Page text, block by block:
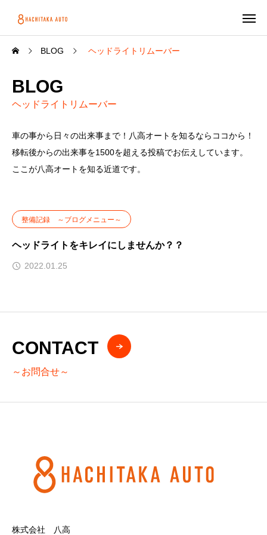
BLOG ヘッドライトリムーバー
BLOG
ヘッドライトリムーバー
車の事から日々の出来事まで！八高オートを知るならココから！
移転後からの出来事を1500を超える投稿でお伝えしています。
ここが八高オートを知る近道です。
整備記録 ～ブログメニュー～
ヘッドライトをキレイにしませんか？？
2022.01.25
CONTACT
～お問合せ～
株式会社 八高